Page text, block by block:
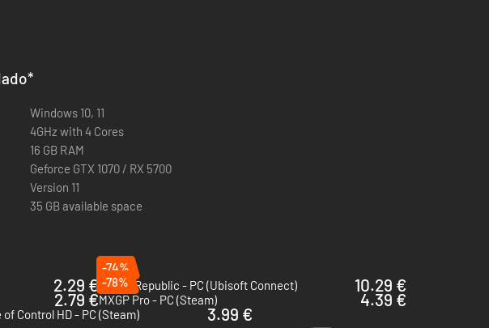
*
Windows 10, 11
4GHz with 4 Cores
16 GB RAM
Geforce GTX 1070 / RX 5700
Version 11
35 GB available space
2.29 €
-74%
Riders Republic - PC (Ubisoft Connect)
10.29 €
2.79 €
-78%
MXGP Pro - PC (Steam)
4.39 €
Control HD - PC (Steam)
3.99 €